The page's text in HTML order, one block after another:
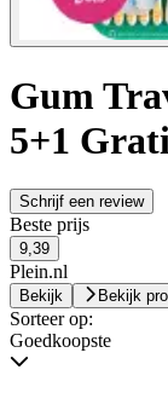
Gum
5+1
Schrijf een review
Beste prijs
9,39
Plein.nl
Bekijk Bekijk
Sorteer op:
Goedkoopste